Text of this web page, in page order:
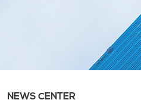
NEWS CENTER